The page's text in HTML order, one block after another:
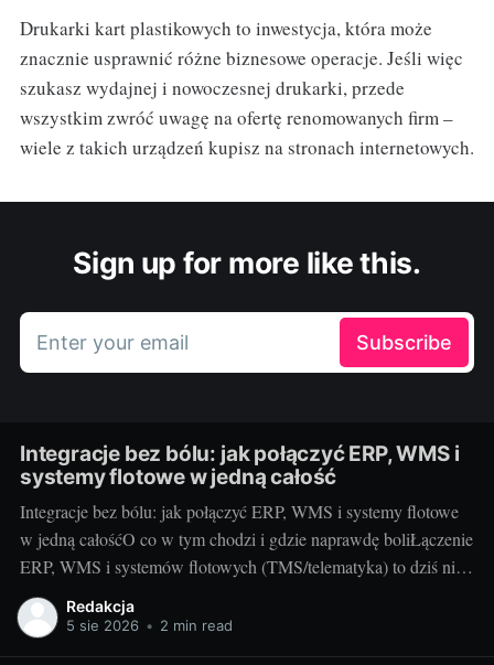
Drukarki kart plastikowych to inwestycja, która może
znacznie usprawnić różne biznesowe operacje. Jeśli więc
szukasz wydajnej i nowoczesnej drukarki, przede
wszystkim zwróć uwagę na ofertę renomowanych firm –
wiele z takich urządzeń kupisz na stronach internetowych.
Sign up for more like this.
Enter your email Subscribe
Integracje bez bólu: jak połączyć ERP, WMS i
systemy flotowe w jedną całość
Integracje bez bólu: jak połączyć ERP, WMS i systemy flotowe
w jedną całośćO co w tym chodzi i gdzie naprawdę boliŁączenie
ERP, WMS i systemów flotowych (TMS/telematyka) to dziś nie
fanaberia, tylko warunek płynnej logistyki. Chodzi o to, by
zamówienie z ERP automatycznie wywołało ruch w magazynie,
Redakcja
5 sie 2026 • 2 min read